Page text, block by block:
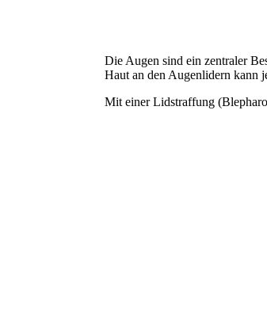
Die Augen sind ein zentraler
Haut an den Augenlidern kann
Mit einer Lidstraffung